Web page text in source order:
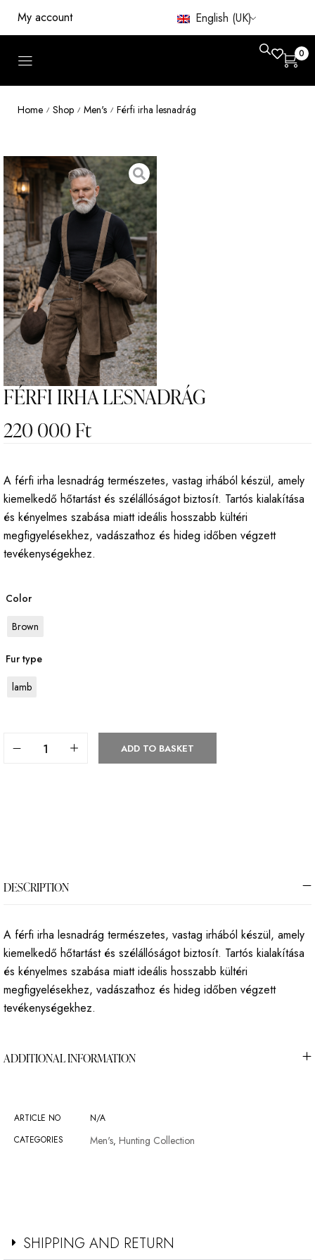
My account English (UK)
0
Home / Shop / Men's / Férfi irha lesnadrág
FÉRFI IRHA LESNADRÁG
220 000Ft
A férfi irha lesnadrág természetes, vastag irhából készül, amely
kiemelkedő hőtartást és szélállóságot biztosít. Tartós kialakítása
és kényelmes szabása miatt ideális hosszabb kültéri
megfigyelésekhez, vadászathoz és hideg időben végzett
tevékenységekhez.
Color
Brown
Fur type
lamb
ADD TO BASKET
DESCRIPTION
A férfi irha lesnadrág természetes, vastag irhából készül, amely
kiemelkedő hőtartást és szélállóságot biztosít. Tartós kialakítása
és kényelmes szabása miatt ideális hosszabb kültéri
megfigyelésekhez, vadászathoz és hideg időben végzett
tevékenységekhez.
ADDITIONAL INFORMATION
ARTICLE NO
N/A
CATEGORIES
Men's, Hunting Collection
SHIPPING AND RETURN